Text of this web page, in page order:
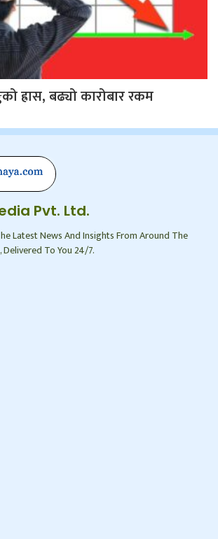
ह्रास, बढ्यो कारोबार रकम
Pvt. Ltd.
Latest News And Insights From Around The
To You 24/7.